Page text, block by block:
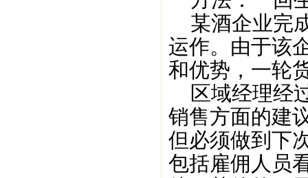
某酒企业完
运作。由于该
和优势，一轮
区域经理经
销售方面的建
但必须做到下
包括雇佣人员